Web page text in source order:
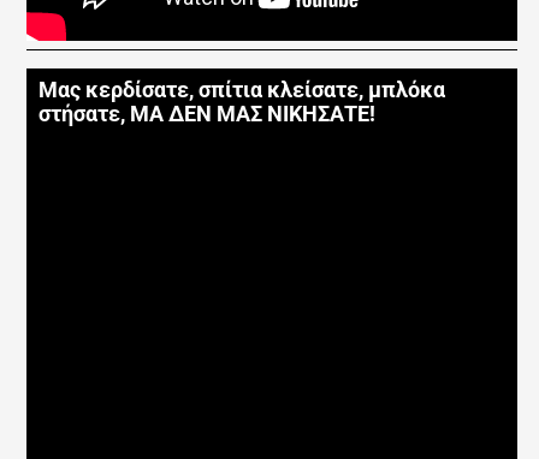
Μας κερδίσατε, σπίτια κλείσατε, μπλόκα
στήσατε, ΜΑ ΔΕΝ ΜΑΣ ΝΙΚΗΣΑΤΕ!